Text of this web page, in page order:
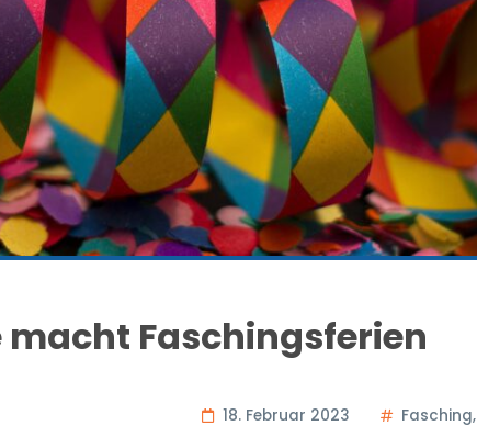
Faschingsferien
18. Februar 2023 Fasching,